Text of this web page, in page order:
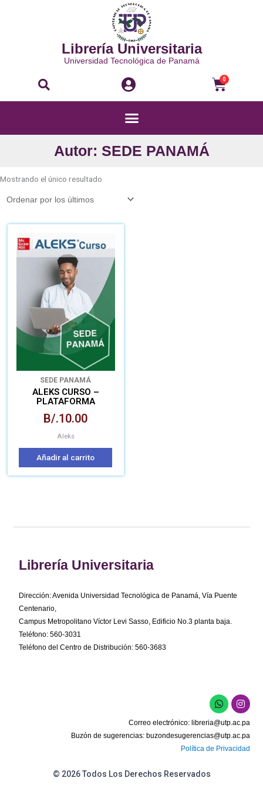
Librería Universitaria
Universidad Tecnológica de Panamá
Buscar 0
Menú
Autor: SEDE PANAMÁ
Mostrando el único resultado
SEDE PANAMÁ
ALEKS CURSO –
PLATAFORMA
APRENDIZAJE
B/.10.00
Aleks
Añadir al carrito
Librería Universitaria
Dirección: Avenida Universidad Tecnológica de Panamá, Vía Puente
Centenario,
Campus Metropolitano Víctor Levi Sasso, Edificio No.3 planta baja.
Teléfono: 560-3031
Teléfono del Centro de Distribución: 560-3683
W
h
a
t
s
a
p
I
n
s
t
a
g
r
Correo electrónico: libreria@utp.ac.pa
Buzón de sugerencias: buzondesugerencias@utp.ac.pa
Política de Privacidad
© 2026 Todos Los Derechos Reservados